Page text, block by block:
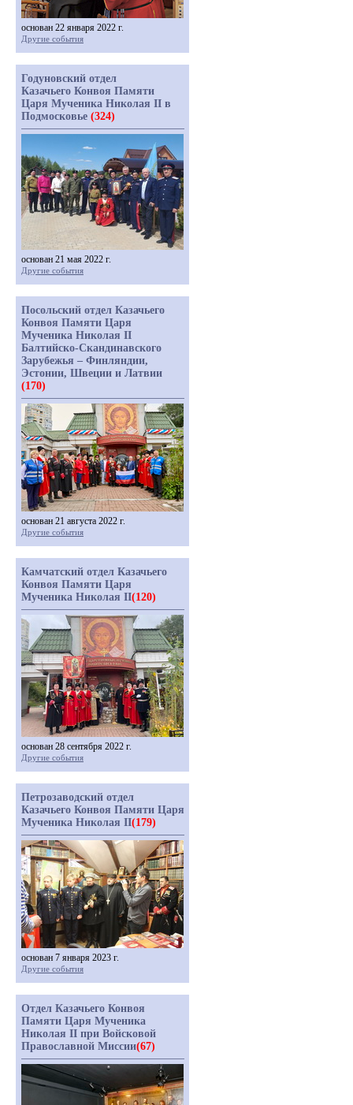
основан 22 января 2022 г.
Другие события
Годуновский отдел
Казачьего Конвоя Памяти
Царя Мученика Николая II в
Подмосковье (324)
основан 21 мая 2022 г.
Другие события
Посольский отдел Казачьего
Конвоя Памяти Царя
Мученика Николая II
Балтийско-Скандинавского
Зарубежья – Финляндии,
Эстонии, Швеции и Латвии
(170)
основан 21 августа 2022 г.
Другие события
Камчатский отдел Казачьего
Конвоя Памяти Царя
Мученика Николая II(120)
основан 28 сентября 2022 г.
Другие события
Петрозаводский отдел
Казачьего Конвоя Памяти Царя
Мученика Николая II(179)
основан 7 января 2023 г.
Другие события
Отдел Казачьего Конвоя
Памяти Царя Мученика
Николая II при Войсковой
Православной Миссии(67)